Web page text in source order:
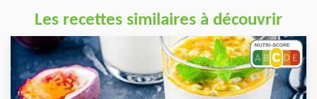
Les recettes similaires à découvrir